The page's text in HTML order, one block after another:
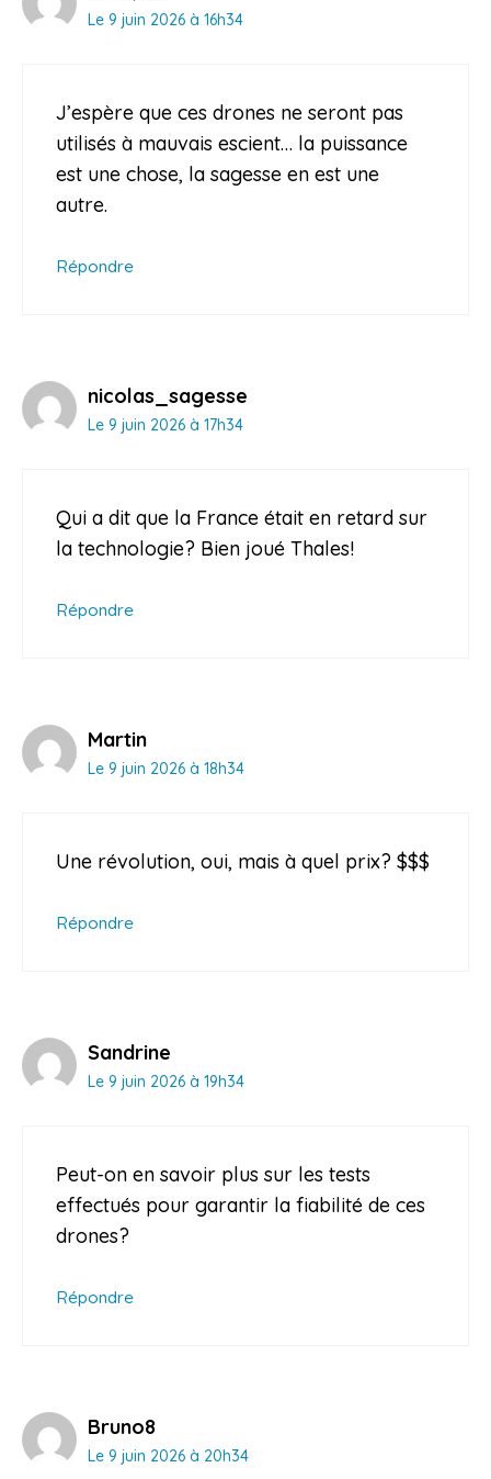
Le 9 juin 2026 à 16h34
J’espère que ces drones ne seront pas
utilisés à mauvais escient… la puissance
est une chose, la sagesse en est une
autre.
Répondre
nicolas_sagesse
Le 9 juin 2026 à 17h34
Qui a dit que la France était en retard sur
la technologie? Bien joué Thales!
Répondre
Martin
Le 9 juin 2026 à 18h34
Une révolution, oui, mais à quel prix? $$$
Répondre
Sandrine
Le 9 juin 2026 à 19h34
Peut-on en savoir plus sur les tests
effectués pour garantir la fiabilité de ces
drones?
Répondre
Bruno8
Le 9 juin 2026 à 20h34